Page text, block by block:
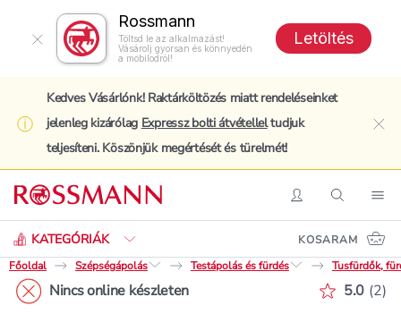
Rossmann
Töltsd le az alkalmazást!
Vásárolj gyorsan és könnyedén
a mobilodról!
Letöltés
Kedves Vásárlónk! Raktárköltözés miatt rendeléseinket
jelenleg kizárólag Expressz bolti átvételleltudjuk
teljesíteni. Köszönjük megértését és türelmét!
BelépésKeresés
KATEGÓRIÁK
Keresés
KOSARAM
Főoldal
Szépségápolás Testápolás és fürdés Tusfürdők,
Nincs online készleten 5.0 (2)